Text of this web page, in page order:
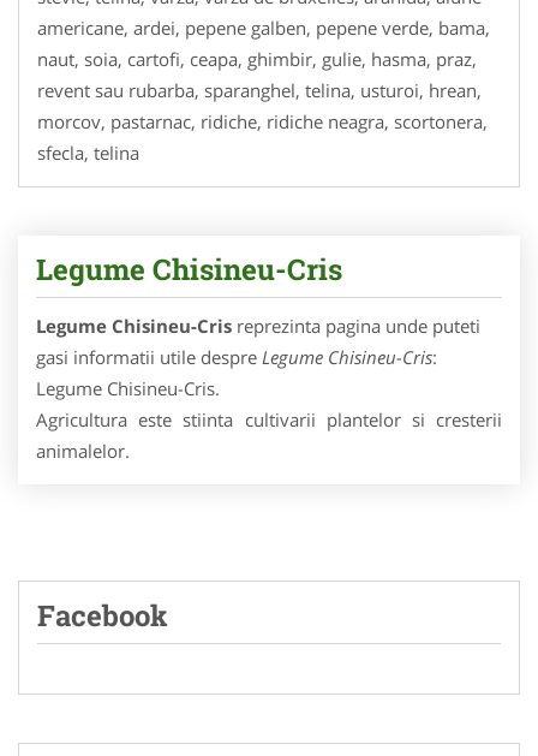
americane, ardei, pepene galben, pepene verde, bama,
naut, soia, cartofi, ceapa, ghimbir, gulie, hasma, praz,
revent sau rubarba, sparanghel, telina, usturoi, hrean,
morcov, pastarnac, ridiche, ridiche neagra, scortonera,
sfecla, telina
Legume Chisineu-Cris
Legume Chisineu-Cris reprezinta pagina unde puteti
gasi informatii utile despre Legume Chisineu-Cris:
Legume Chisineu-Cris.
Agricultura este stiinta cultivarii plantelor si cresterii
animalelor.
Facebook